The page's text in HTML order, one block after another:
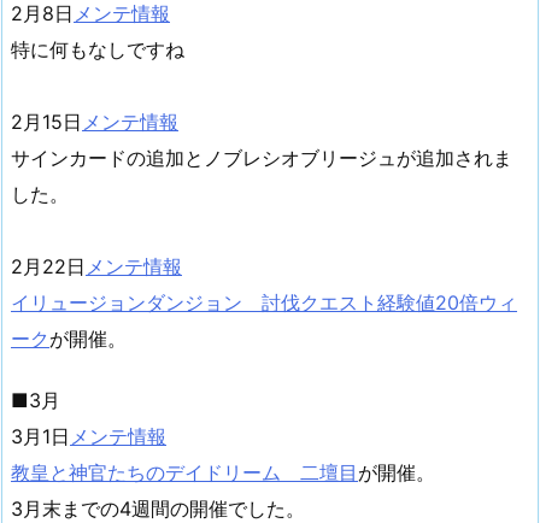
2月8日 メンテ情報
特に何もなしですね
2月15日 メンテ情報
サインカードの追加とノブレシオブリージュが追加されま
した。
2月22日 メンテ情報
イリュージョンダンジョン 討伐クエスト経験値20倍ウィ
ーク が開催。
■3月
3月1日 メンテ情報
教皇と神官たちのデイドリーム 二壇目 が開催。
3月末までの4週間の開催でした。